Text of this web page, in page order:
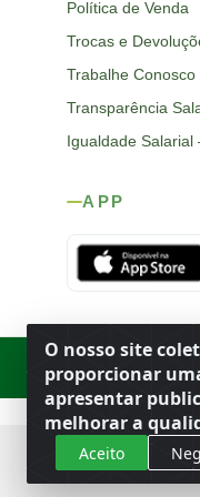
O nosso site
proporcionar
apresentar
melhorar a
Aceito
Política de Venda
Trocas e
Trabalhe Conosco
Transparência
Igualdade
APP
Rod. SP-215, s/n,